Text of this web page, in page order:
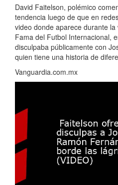
David Faitelson, polémico
tendencia luego de que en
video donde aparece durante
Fama del Futbol Internacional,
disculpaba públicamente con
quien tiene una historia de
Vanguardia.com.mx